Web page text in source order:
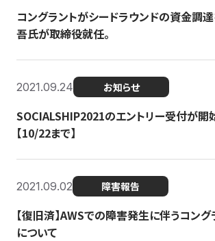
コングラントがシードラウンドの資金調
吾氏が取締役就任。
2021.09.24 お知らせ
SOCIALSHIP2021のエントリー受付が開
【10/22まで】
2021.09.02 障害報告
【復旧済】AWSでの障害発生に伴うコン
について